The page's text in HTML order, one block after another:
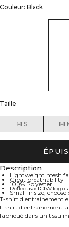
Couleur: Black
Taille
S
Description
Lightweight mesh
Great breathability
100% Polyester
Reflective ICIW logo
Small in size, choose
T-shirt d'entraînement
t-shirt d'entraînement
fabriqué dans un tissu